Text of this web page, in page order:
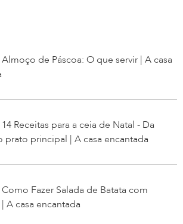
de Páscoa: O que servir | A casa
Receitas para a ceia de Natal - Da
prato principal | A casa encantada
Fazer Salada de Batata com
A casa encantada